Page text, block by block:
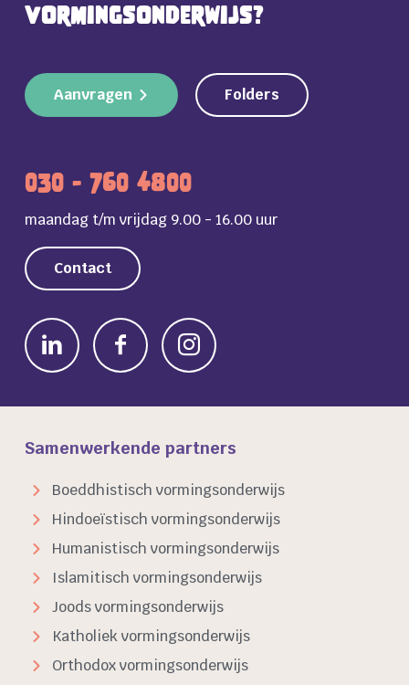
vormingsonderwijs?
Aanvragen Folders
030 - 760 4800
maandag t/m vrijdag 9.00 - 16.00 uur
Contact
Samenwerkende partners
Boeddhistisch vormingsonderwijs
Hindoeïstisch vormingsonderwijs
Humanistisch vormingsonderwijs
Islamitisch vormingsonderwijs
Joods vormingsonderwijs
Katholiek vormingsonderwijs
Orthodox vormingsonderwijs